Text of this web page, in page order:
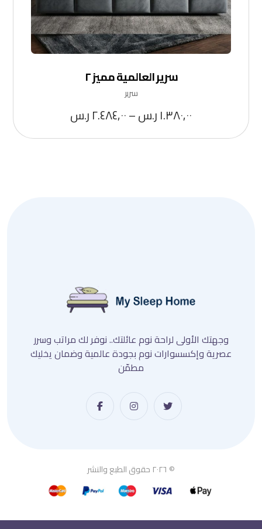
سرير العالمية مميز ٢
سرير
١.٣٨٠,٠٠ر.س–٢.٤٨٤,٠٠ر.س
وجهتك الأولى لراحة نوم عائلتك.. نوفر لك مراتب وسرر
عصرية وإكسسوارات نوم بجودة عالمية وضمان يخليك
مطمّن
© ٢٠٢٦ حقوق الطبع والنشر